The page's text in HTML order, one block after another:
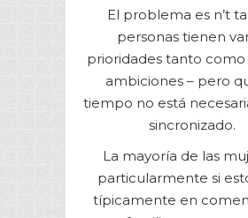
El problema es n’t
personas tienen
prioridades tanto como
ambiciones – pero
tiempo no está
sincronizado.
La mayoría de las
particularmente si
típicamente en